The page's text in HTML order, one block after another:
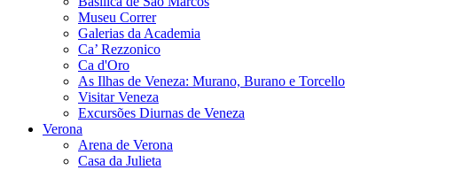
Museu Correr
Galerias da Academia
Ca’ Rezzonico
Ca d'Oro
As Ilhas de Veneza: Murano, Burano e Torcello
Visitar Veneza
Excursões Diurnas de Veneza
Verona
Arena de Verona
Casa da Julieta